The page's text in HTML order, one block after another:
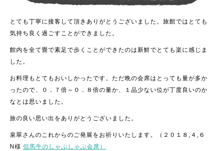
とても丁寧に接客して頂きありがとうございました。 旅館ではとても
気持ち良く過ごすことができました。
館内を全て畳で素足で歩くことができたのは新鮮でとても楽に感じま
した。
お料理もとてもおいしかったです。 ただ晩の会席はとっても量が多か
ったので、０．７倍～０．８倍の量か、１ 品少ない位が丁度良いのか
なとは思いました。
旅の良い思い出をありがとうございました。
泉翠さんのこれからのご発展をお祈りいたします。（２０１８,４,６
N様 但馬牛のしゃぶしゃぶ会席）